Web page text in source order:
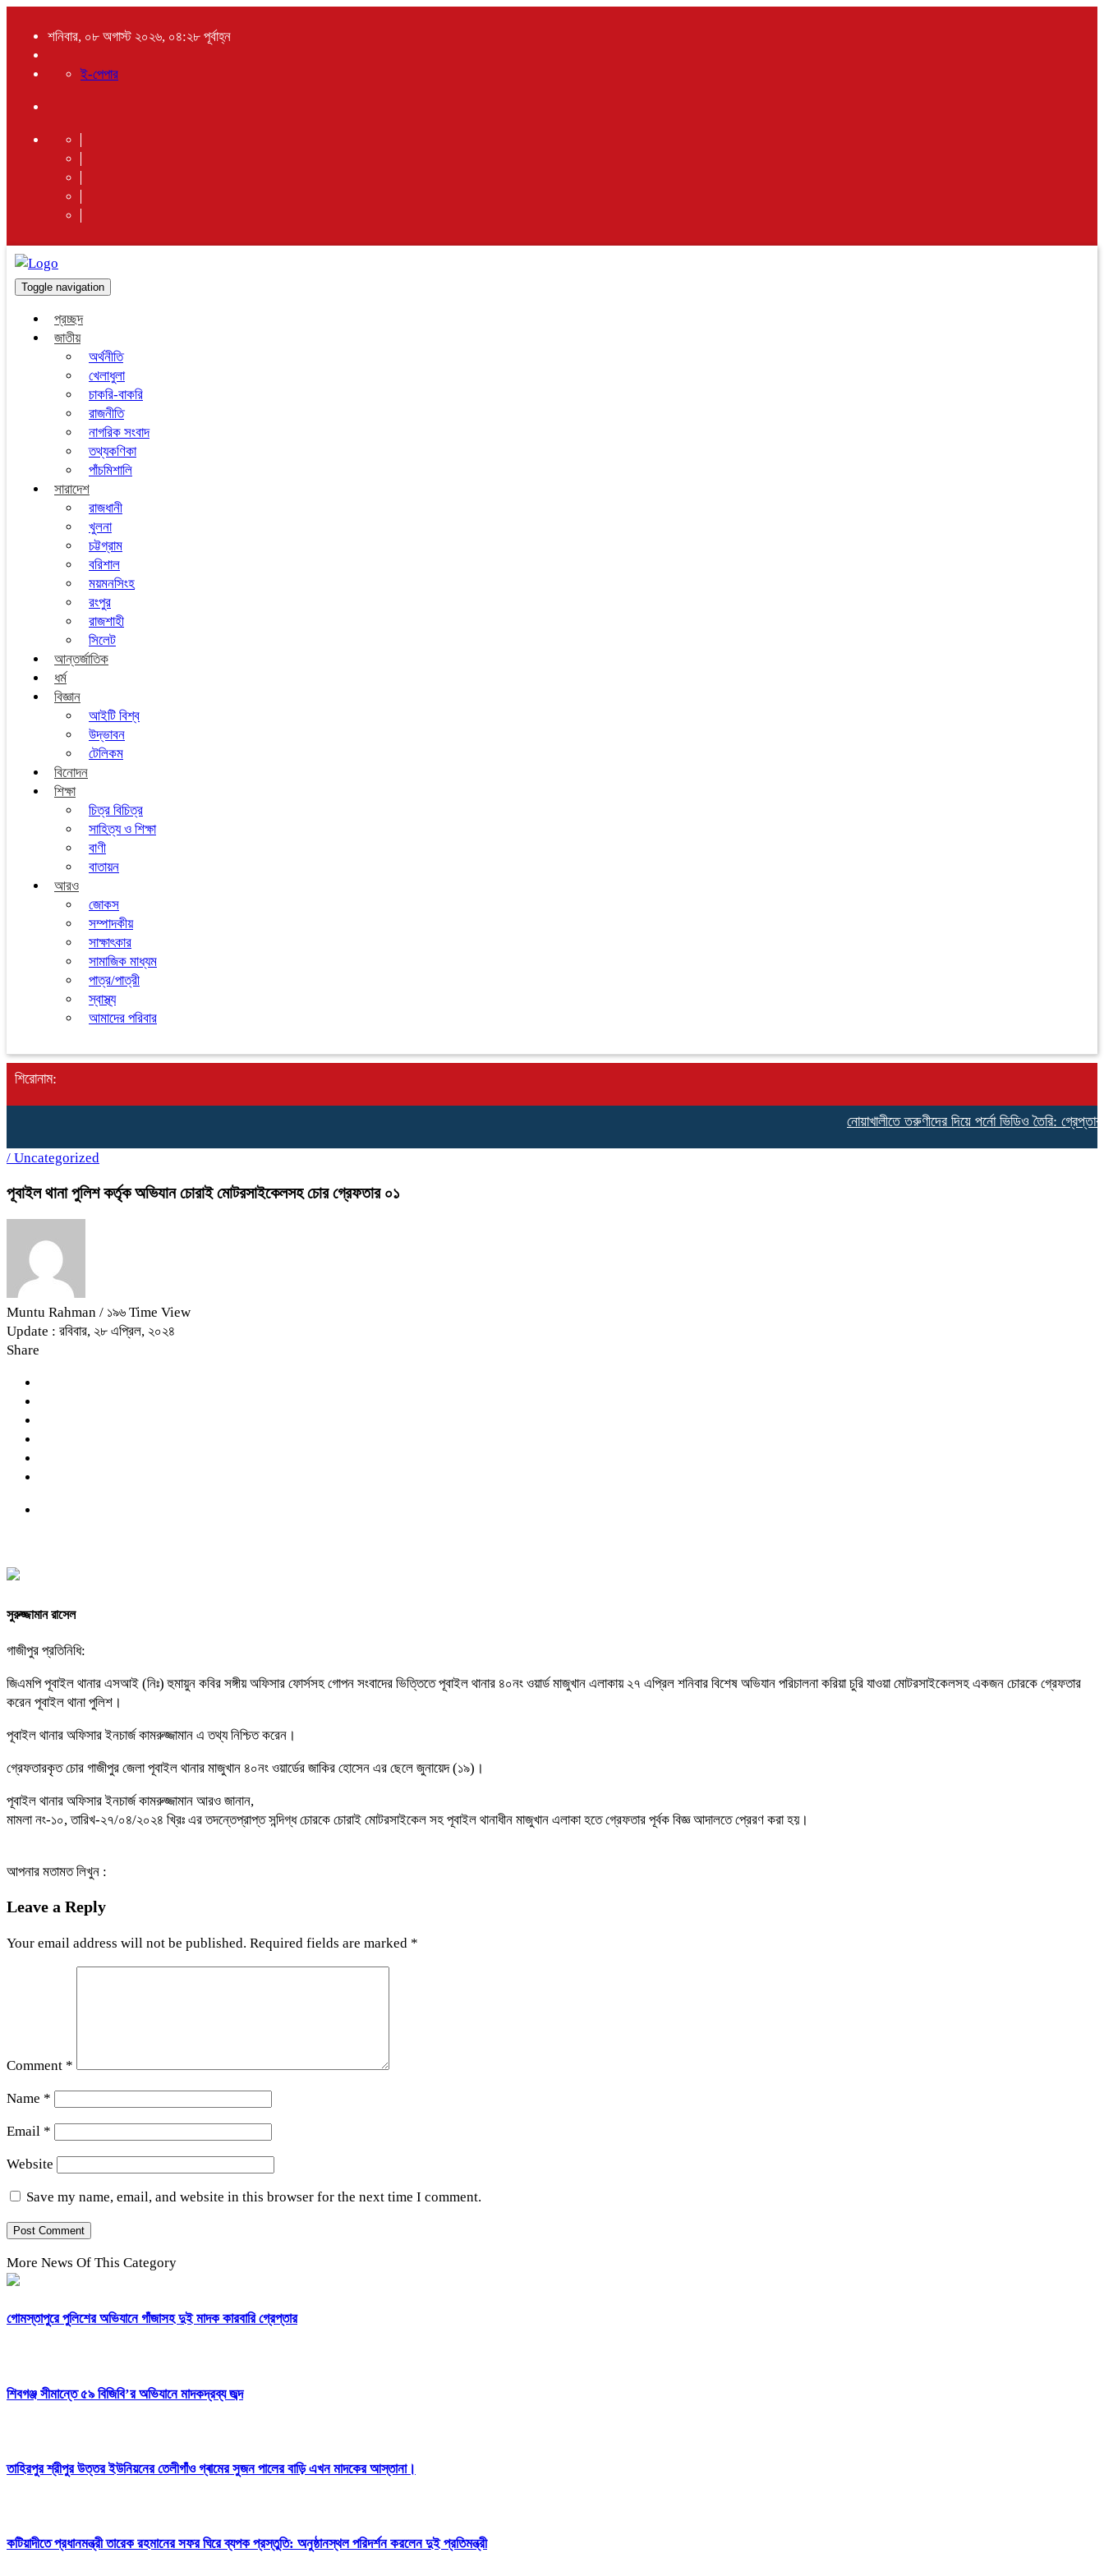
শনিবার, ০৮ অগাস্ট ২০২৬, ০৪:২৮ পূর্বাহ্ন
ই-পেপার
Toggle navigation
প্রচ্ছদ
জাতীয়
অর্থনীতি
খেলাধুলা
চাকরি-বাকরি
রাজনীতি
নাগরিক সংবাদ
তথ্যকণিকা
পাঁচমিশালি
সারাদেশ
রাজধানী
খুলনা
চট্টগ্রাম
বরিশাল
ময়মনসিংহ
রংপুর
রাজশাহী
সিলেট
আন্তর্জাতিক
ধর্ম
বিজ্ঞান
আইটি বিশ্ব
উদ্ভাবন
টেলিকম
বিনোদন
শিক্ষা
চিত্র বিচিত্র
সাহিত্য ও শিক্ষা
বাণী
বাতায়ন
আরও
জোকস
সম্পাদকীয়
সাক্ষাৎকার
সামাজিক মাধ্যম
পাত্র/পাত্রী
স্বাস্থ্য
আমাদের পরিবার
শিরোনাম:
নোয়াখালীতে তরুণীদের দিয়ে পর্নো ভিডিও তৈরি: গ্রেপ্তার ৫,
/ Uncategorized
পূবাইল থানা পুলিশ কর্তৃক অভিযান চোরাই মোটরসাইকেলসহ চোর গ্রেফতার ০১
Muntu Rahman / ১৯৬ Time View
Update : রবিবার, ২৮ এপ্রিল, ২০২৪
Share
সুরুজ্জামান রাসেল
গাজীপুর প্রতিনিধি:
জিএমপি পূবাইল থানার এসআই (নিঃ) হুমায়ুন কবির সঙ্গীয় অফিসার ফোর্সসহ গোপন সংবাদের ভিত্তিতে পূবাইল থানার ৪০নং ওয়ার্ড মাজুখান এলাকায় ২৭ এপ্রিল শনিবার বিশেষ অভিযান পরিচালনা করিয়া চুরি যাওয়া মোটরসাইকেলসহ একজন চোরকে গ্রেফতার
করেন পূবাইল থানা পুলিশ।
পূবাইল থানার অফিসার ইনচার্জ কামরুজ্জামান এ তথ্য নিশ্চিত করেন।
গ্রেফতারকৃত চোর গাজীপুর জেলা পূবাইল থানার মাজুখান ৪০নং ওয়ার্ডের জাকির হোসেন এর ছেলে জুনায়েদ (১৯)।
পূবাইল থানার অফিসার ইনচার্জ কামরুজ্জামান আরও জানান,
মামলা নং-১০, তারিখ-২৭/০৪/২০২৪ খ্রিঃ এর তদন্তেপ্রাপ্ত সন্দিগ্ধ চোরকে চোরাই মোটরসাইকেল সহ পূবাইল থানাধীন মাজুখান এলাকা হতে গ্রেফতার পূর্বক বিজ্ঞ আদালতে প্রেরণ করা হয়।
আপনার মতামত লিখুন :
Leave a Reply
Your email address will not be published. Required fields are marked *
Comment *
Name *
Email *
Website
Save my name, email, and website in this browser for the next time I comment.
More News Of This Category
গোমস্তাপুরে পুলিশের অভিযানে গাঁজাসহ দুই মাদক কারবারি গ্রেপ্তার
শিবগঞ্জ সীমান্তে ৫৯ বিজিবি’র অভিযানে মাদকদ্রব্য জব্দ
তাহিরপুর শ্রীপুর উত্তর ইউনিয়নের তেলীগাঁও গ্ৰামের সুজন পালের বাড়ি এখন মাদকের আস্তানা।
কটিয়াদীতে প্রধানমন্ত্রী তারেক রহমানের সফর ঘিরে ব্যপক প্রস্তুতি: অনুষ্ঠানস্থল পরিদর্শন করলেন দুই প্রতিমন্ত্রী